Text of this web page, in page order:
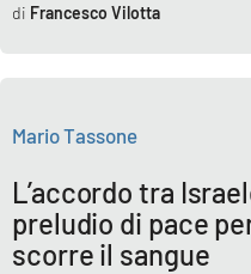
Francesco Vilotta
L’accordo tra
preludio di pace
scorre il sangue
Mario Tassone